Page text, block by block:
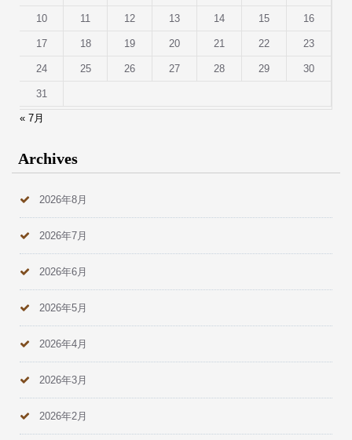
10 11 12 13 14 15 16
17 18 19 20 21 22 23
24 25 26 27 28 29 30
31
« 7月
Archives
2026年8月
2026年7月
2026年6月
2026年5月
2026年4月
2026年3月
2026年2月